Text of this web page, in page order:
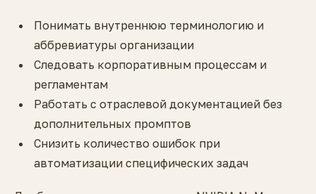
Понимать внутреннюю терминологию и
аббревиатуры организации
Следовать корпоративным процессам и
регламентам
Работать с отраслевой документацией без
дополнительных промптов
Снизить количество ошибок при
автоматизации специфических задач